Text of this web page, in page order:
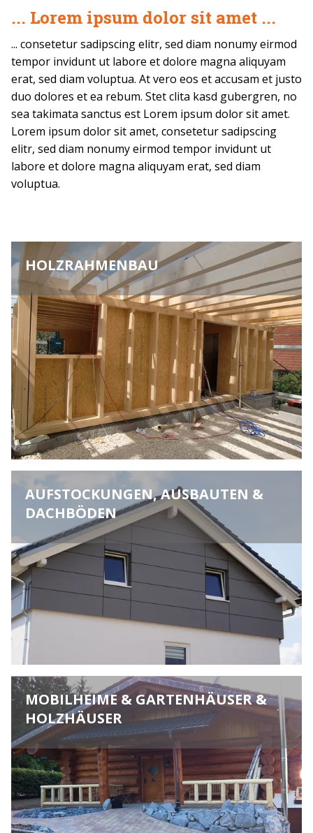
... Lorem ipsum dolor sit amet ...
... consetetur sadipscing elitr, sed diam nonumy eirmod
tempor invidunt ut labore et dolore magna aliquyam
erat, sed diam voluptua. At vero eos et accusam et justo
duo dolores et ea rebum. Stet clita kasd gubergren, no
sea takimata sanctus est Lorem ipsum dolor sit amet.
Lorem ipsum dolor sit amet, consetetur sadipscing
elitr, sed diam nonumy eirmod tempor invidunt ut
labore et dolore magna aliquyam erat, sed diam
voluptua.
HOLZRAHMENBAU
AUFSTOCKUNGEN, AUSBAUTEN &
DACHBÖDEN
MOBILHEIME & GARTENHÄUSER &
HOLZHÄUSER